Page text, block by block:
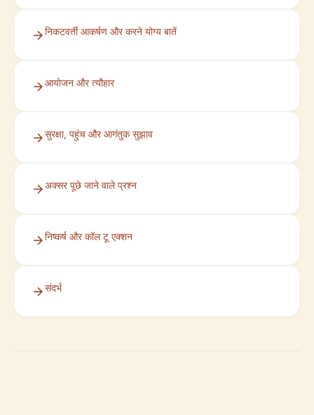
निकटवर्ती आकर्षण और करने योग्य बातें
आयोजन और त्यौहार
सुरक्षा, पहुंच और आगंतुक सुझाव
अक्सर पूछे जाने वाले प्रश्न
निष्कर्ष और कॉल टू एक्शन
संदर्भ